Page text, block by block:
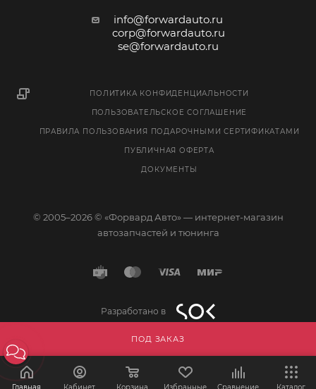
ПОД ЗАКАЗ
info@forwardauto.ru
corp@forwardauto.ru
se@forwardauto.ru
ПОЛИТИКА КОНФИДЕНЦИАЛЬНОСТИ
ПОЛЬЗОВАТЕЛЬСКОЕ СОГЛАШЕНИЕ
ПРАВИЛА ПОЛЬЗОВАНИЯ ПОДАРОЧНЫМИ СЕРТИФИКАТАМИ
ПУБЛИЧНАЯ ОФЕРТА
ДОКУМЕНТЫ
© 2005–2026 © «Форвард Авто» — интернет-магазин
автозапчастей и тюнинга
Разработано в